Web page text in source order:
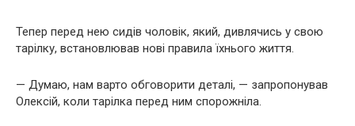
Тепер перед нею сидів чоловік, який, дивлячись у свою
тарілку, встановлював нові правила їхнього життя.
— Думаю, нам варто обговорити деталі, — запропонував
Олексій, коли тарілка перед ним спорожніла.